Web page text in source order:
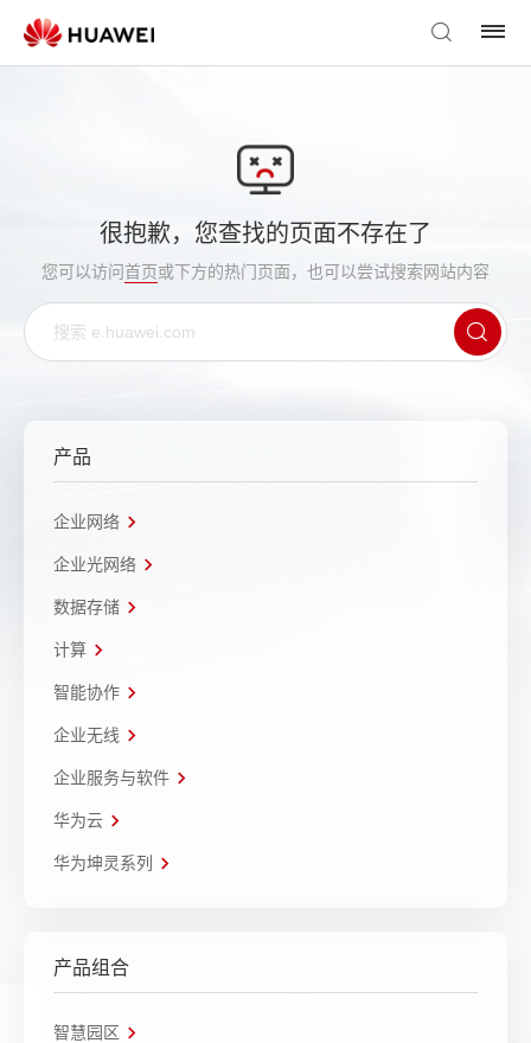
很抱歉，您查找的页面不存在了
您可以访问首页或下方的热门页面，也可以尝试搜索网站内容
产品
企业网络
企业光网络
数据存储
计算
智能协作
企业无线
企业服务与软件
华为云
华为坤灵系列
产品组合
智慧园区